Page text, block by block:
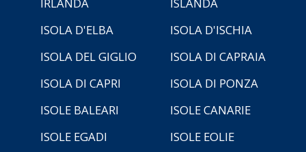
ISOLA D'ELBA
ISOLA D'ISCHIA
ISOLA DEL GIGLIO
ISOLA DI CAPRAIA
ISOLA DI CAPRI
ISOLA DI PONZA
ISOLE BALEARI
ISOLE CANARIE
ISOLE EGADI
ISOLE EOLIE